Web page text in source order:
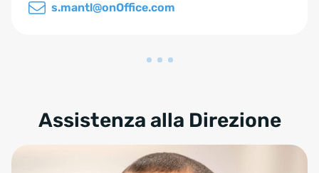
s.mantl@onOffice.com
Assistenza alla Direzione